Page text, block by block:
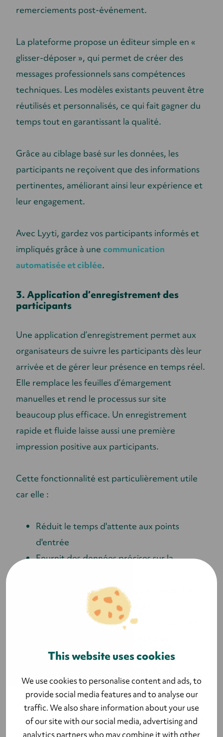
This website uses cookies
We use cookies to personalise content and ads, to
provide social media features and to analyse our
traffic. We also share information about your use
of our site with our social media, advertising and
analytics partners who may combine it with other
remerciements post-événement.
La plateforme propose un éditeur simple en «
glisser-déposer », qui permet de créer des
messages professionnels sans compétences
techniques. Les modèles existants peuvent être
réutilisés et personnalisés, ce qui fait gagner du
temps tout en garantissant la qualité.
Grâce au ciblage basé sur les données, les
participants ne reçoivent que des informations
pertinentes, améliorant ainsi leur expérience et
leur engagement.
Avec Lyyti, gardez vos participants informés et
impliqués grâce à une communication
automatisée et ciblée.
3. Application d’enregistrement des
participants
Une application d’enregistrement permet aux
organisateurs de suivre les participants dès leur
arrivée et de gérer leur présence en temps réel.
Elle remplace les feuilles d’émargement
manuelles et rend le processus sur site
beaucoup plus efficace. Un enregistrement
rapide et fluide laisse aussi une première
impression positive aux participants.
Cette fonctionnalité est particulièrement utile
car elle :
Réduit le temps d'attente aux points
d'entrée
Fournit des données précises sur la
Permet de mettre à jour rapidement les
informations des participants
Facilite la communication directe avec les
d’enregistrement accessible partout, qui permet
aux organisateurs d’inscrire les participants via
codes QR ou recherche manuelle. Les nouveaux
participants peuvent être ajoutés directement